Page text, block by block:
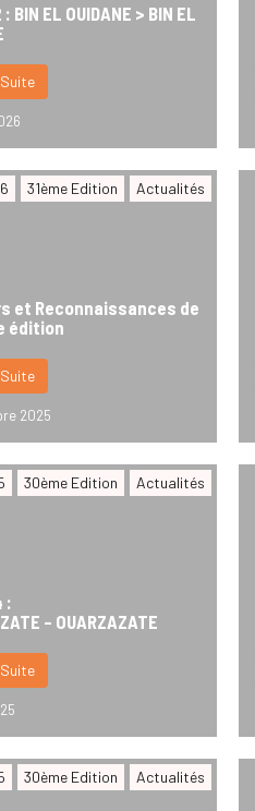
BIN EL OUIDANE > BIN EL
31ème Edition Actualités
et Reconnaissances de
édition
2025
30ème Edition Actualités
:
– OUARZAZATE
30ème Edition Actualités